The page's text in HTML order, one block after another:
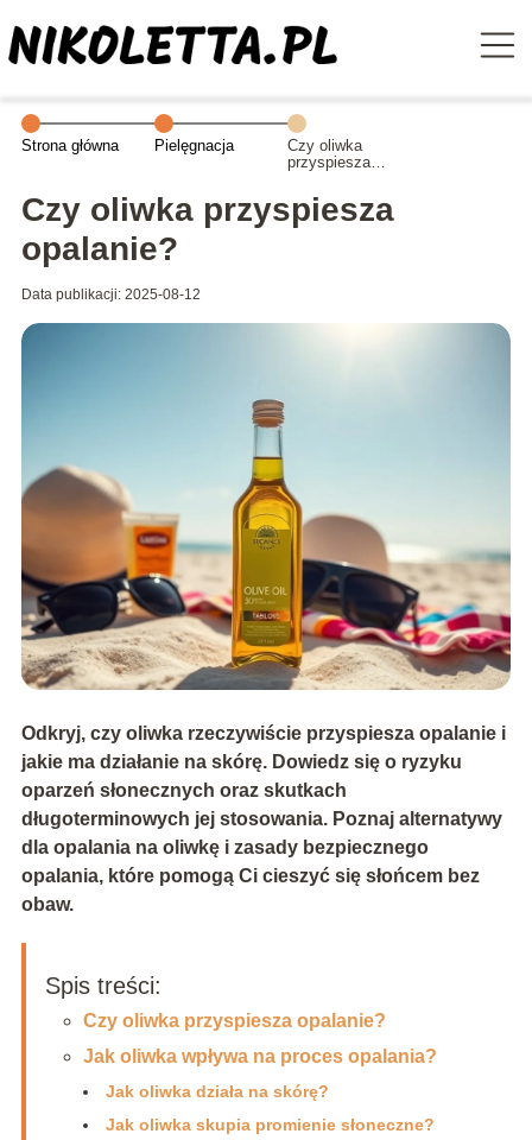
Strona główna Pielęgnacja
Czy oliwka
przyspiesza
Czy oliwka przyspiesza
opalanie?
Data publikacji: 2025-08-12
Odkryj, czy oliwka rzeczywiście przyspiesza opalanie i
jakie ma działanie na skórę. Dowiedz się o ryzyku
oparzeń słonecznych oraz skutkach
długoterminowych jej stosowania. Poznaj alternatywy
dla opalania na oliwkę i zasady bezpiecznego
opalania, które pomogą Ci cieszyć się słońcem bez
obaw.
Spis treści:
Czy oliwka przyspiesza opalanie?
Jak oliwka wpływa na proces opalania?
Jak oliwka działa na skórę?
Jak oliwka skupia promienie słoneczne?